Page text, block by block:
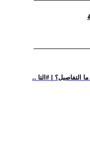
التفاصيل؟ | #التا